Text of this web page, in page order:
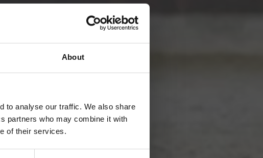
About
to analyse our traffic. We also share
partners who may combine it with
of their services.